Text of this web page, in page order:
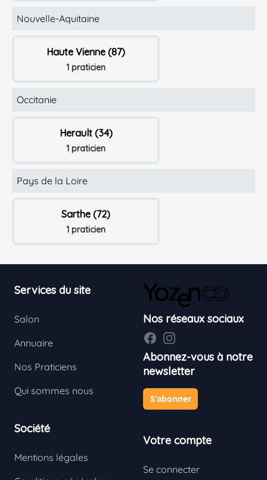
Nouvelle-Aquitaine
Haute Vienne (87)
1 praticien
Occitanie
Herault (34)
1 praticien
Pays de la Loire
Sarthe (72)
1 praticien
Services du site
Salon
Annuaire
Nos Praticiens
Qui sommes nous
Société
Mentions légales
Nos réseaux sociaux
FacebookInstagram
Abonnez-vous à notre
newsletter
S'abonner
Votre compte
Se connecter